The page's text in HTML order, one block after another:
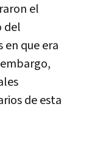
el
del
que era
de esta